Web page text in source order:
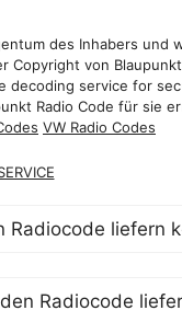
des Inhabers und
Copyright von
decoding service for
Radio Code für sie
VW Radio Codes